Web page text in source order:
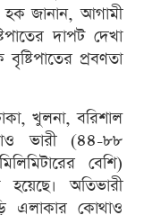
জানান, আগামী
দাপট দেখা
প্রবণতা
খুলনা, বরিশাল
ভারী (৪৪-৮৮
বেশি)
হয়েছে। অতিভারী
এলাকার কোথাও